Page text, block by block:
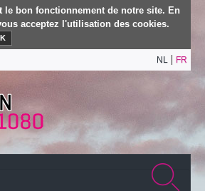
le bon fonctionnement de notre site. En
acceptez l'utilisation des cookies.
NL FR